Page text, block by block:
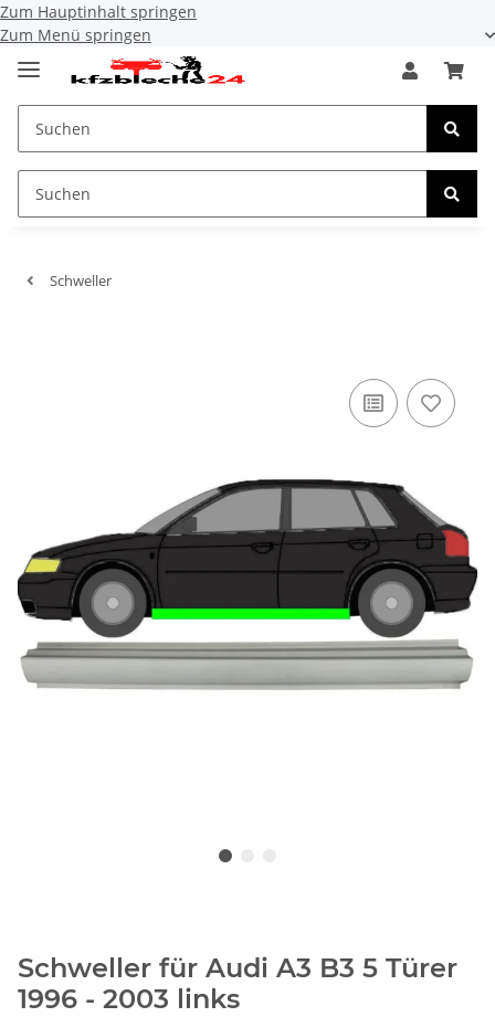
Zum Hauptinhalt springen
Zum Menü springen
Schweller
Schweller für Audi A3 B3 5 Türer
1996 - 2003 links